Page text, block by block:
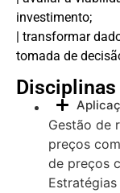
investimento;
| transformar
tomada de
Disciplinas
Gestão de
preços
de preços